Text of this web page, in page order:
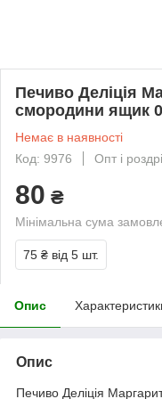
Печиво Деліція
смородини ящик
Немає в наявності
Код: 9976
Опт і
80 ₴
Мінімальна сума
75 ₴ від 5 шт.
Опис
Опис
Печиво Деліція